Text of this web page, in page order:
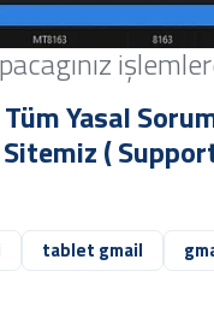
Yasal
(
tablet gmail